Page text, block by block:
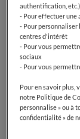
Après avoir
authentification, etc.)
- Pour effectuer une
- Pour personnaliser
centres d'intérêt
- Pour vous
sociaux
- Pour vous
Pour en savoir plus,
notre Politique de
personnalise » ou à
confidentialité » de